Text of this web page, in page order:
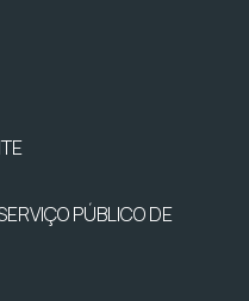
PÚBLICO DE